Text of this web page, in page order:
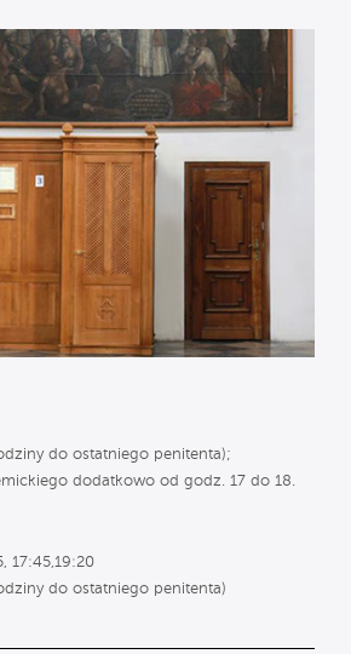
do ostatniego penitenta);
dodatkowo od godz. 17 do 18.
17:45,19:20
do ostatniego penitenta)